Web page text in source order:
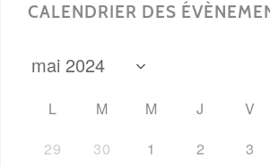
CALENDRIER DES
L M M J V
29
30 1 2 3